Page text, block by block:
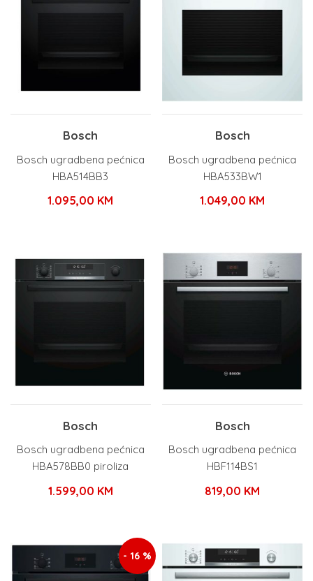
Bosch
Bosch ugradbena pećnica
HBA514BB3
1.095,00 KM
Bosch
Bosch ugradbena pećnica
HBA533BW1
1.049,00 KM
Bosch
Bosch ugradbena pećnica
HBA578BB0 piroliza
1.599,00 KM
Bosch
Bosch ugradbena pećnica
HBF114BS1
819,00 KM
- 16 %